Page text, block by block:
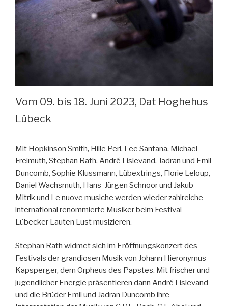
Vom 09. bis 18. Juni 2023, Dat Hoghehus
Lübeck
Mit Hopkinson Smith, Hille Perl, Lee Santana, Michael
Freimuth, Stephan Rath, André Lislevand, Jadran und Emil
Duncomb, Sophie Klussmann, Lübextrings, Florie Leloup,
Daniel Wachsmuth, Hans-Jürgen Schnoor und Jakub
Mitrik und Le nuove musiche werden wieder zahlreiche
international renommierte Musiker beim Festival
Lübecker Lauten Lust musizieren.
Stephan Rath widmet sich im Eröffnungskonzert des
Festivals der grandiosen Musik von Johann Hieronymus
Kapsperger, dem Orpheus des Papstes. Mit frischer und
jugendlicher Energie präsentieren dann André Lislevand
und die Brüder Emil und Jadran Duncomb ihre